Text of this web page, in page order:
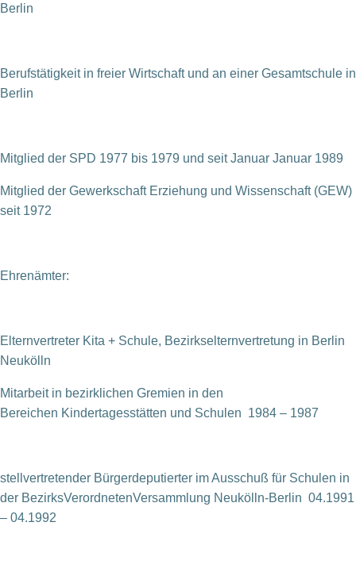
Berlin
Berufstätigkeit in freier Wirtschaft und an einer Gesamtschule in
Berlin
Mitglied der SPD 1977 bis 1979 und seit Januar Januar 1989
Mitglied der Gewerkschaft Erziehung und Wissenschaft (GEW)
seit 1972
Ehrenämter:
Elternvertreter Kita + Schule, Bezirkselternvertretung in Berlin
Neukölln
Mitarbeit in bezirklichen Gremien in den
Bereichen Kindertagesstätten und Schulen 1984 – 1987
stellvertretender Bürgerdeputierter im Ausschuß für Schulen in
der BezirksVerordnetenVersammlung Neukölln-Berlin 04.1991
– 04.1992